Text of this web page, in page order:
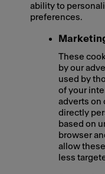
ability to
preferences.
These
by our
used by
of your
adverts on
directly
based on
browser
allow
less